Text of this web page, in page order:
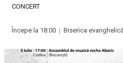
CONCERT
Începe la 18:00 | Biserica